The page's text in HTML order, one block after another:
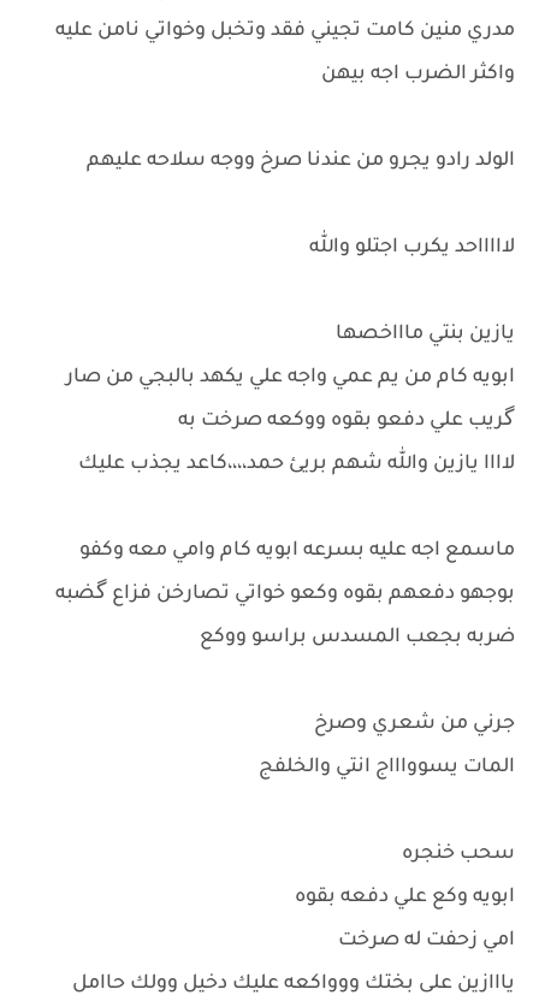
مدري منين كامت تجيني فقد وتخبل وخواتي نامن عليه
واكثر الضرب اجه بيهن
الولد رادو يجرو من عندنا صرخ ووجه سلاحه عليهم
لاااااحد يكرب اجتلو والله
يازين بنتي ماااخصها
ابويه كام من يم عمي واجه علي يكهد بالبجي من صار
گريب علي دفعو بقوه ووكعه صرخت به
لاااا يازين والله شهم بريئ حمد،،،،كاعد يجذب عليك
ماسمع اجه عليه بسرعه ابويه كام وامي معه وكفو
بوجهو دفعهم بقوه وكعو خواتي تصارخن فزاع گضبه
ضربه بجعب المسدس براسو ووكع
جرني من شعري وصرخ
المات يسوواااج انتي والخلفج
سحب خنجره
ابويه وكع علي دفعه بقوه
امي زحفت له صرخت
يااازين على بختك ووواكعه عليك دخيل وولك حاامل